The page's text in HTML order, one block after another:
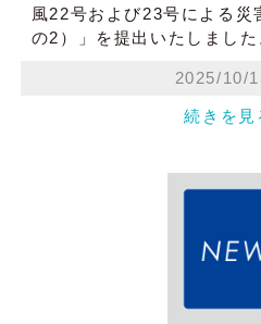
風22号および23号による災
の2）」を提出いたしまし
2025/10/
続きを見